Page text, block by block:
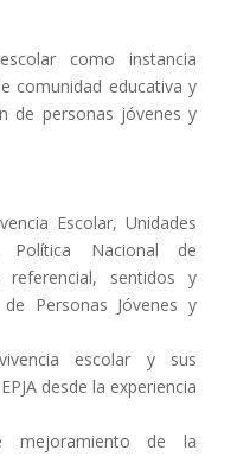
como instancia
comunidad educativa y
de personas jóvenes y
Escolar, Unidades
Nacional de
referencial, sentidos y
Personas Jóvenes y
escolar y sus
desde la experiencia
mejoramiento de la